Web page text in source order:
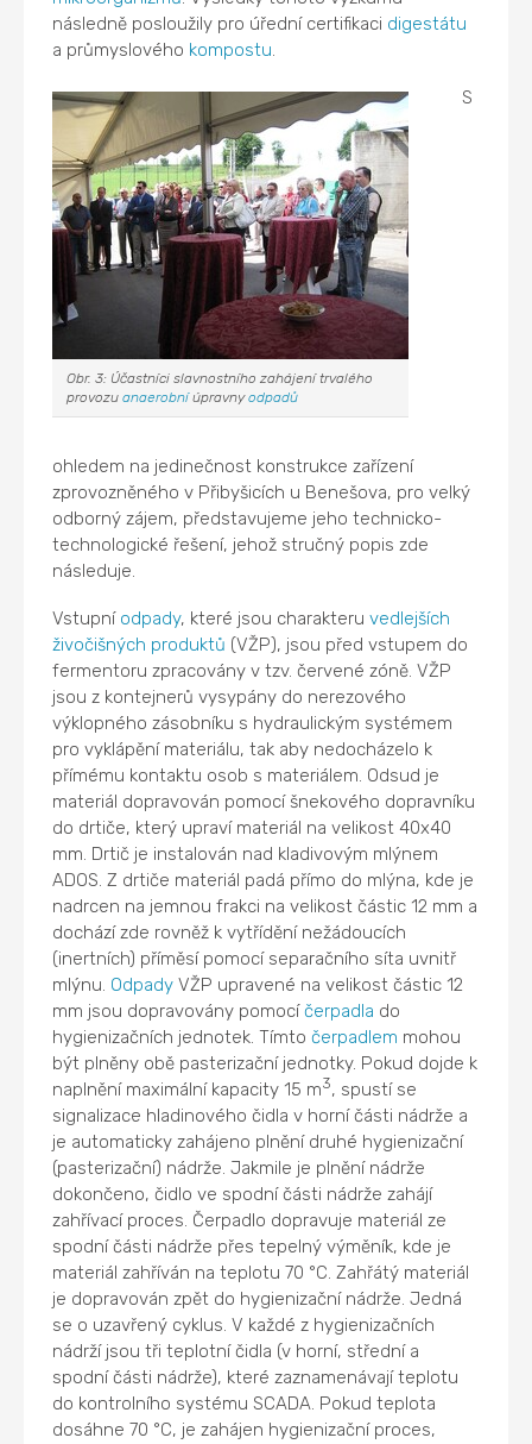
následně posloužily pro úřední certifikaci digestátu
a průmyslového kompostu
Obr. 3: Účastníci slavnostního zahájení trvalého
provozuanaerobníúpravnyodpadů
S
ohledem na jedinečnost konstrukce zařízení
zprovozněného v Přibyšicích u Benešova, pro velký
odborný zájem, představujeme jeho technicko-
technologické řešení, jehož stručný popis zde
následuje.
Vstupní odpady, které jsou charakteruvedlejších
živočišných produktů (VŽP), jsou před vstupem do
fermentoru zpracovány v tzv. červené zóně. VŽP
jsou z kontejnerů vysypány do nerezového
výklopného zásobníku s hydraulickým systémem
pro vyklápění materiálu, tak aby nedocházelo k
přímému kontaktu osob s materiálem. Odsud je
materiál dopravován pomocí šnekového dopravníku
do drtiče, který upraví materiál na velikost 40x40
mm. Drtič je instalován nad kladivovým mlýnem
ADOS. Z drtiče materiál padá přímo do mlýna, kde je
nadrcen na jemnou frakci na velikost částic 12 mm a
dochází zde rovněž k vytřídění nežádoucích
(inertních) příměsí pomocí separačního síta uvnitř
mlýnu. Odpady VŽP upravené na velikost částic 12
mm jsou dopravovány pomocíčerpadla do
hygienizačních jednotek. Tímtočerpadlem mohou
být plněny obě pasterizační jednotky. Pokud dojde k
naplnění maximální kapacity 15 m3, spustí se
signalizace hladinového čidla v horní části nádrže a
je automaticky zahájeno plnění druhé hygienizační
(pasterizační) nádrže. Jakmile je plnění nádrže
dokončeno, čidlo ve spodní části nádrže zahájí
zahřívací proces. Čerpadlo dopravuje materiál ze
spodní části nádrže přes tepelný výměník, kde je
materiál zahříván na teplotu 70 °C. Zahřátý materiál
je dopravován zpět do hygienizační nádrže. Jedná
se o uzavřený cyklus. V každé z hygienizačních
nádrží jsou tři teplotní čidla (v horní, střední a
spodní části nádrže), které zaznamenávají teplotu
do kontrolního systému SCADA. Pokud teplota
dosáhne 70 °C, je zahájen hygienizační proces,